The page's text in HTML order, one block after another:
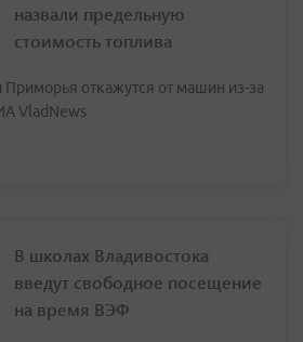
назвали предельную
стоимость топлива
Приморья откажутся от машин из-за
VladNews
В школах Владивостока
введут свободное посещение
на время ВЭФ